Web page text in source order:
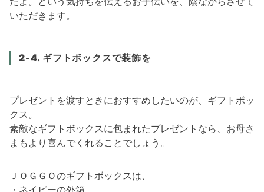
いただきます。
2-4. ギフトボックスで装飾を
プレゼントを渡すときにおすすめしたいのが、ギフトボッ
クス。
素敵なギフトボックスに包まれたプレゼントなら、お母さ
まもより喜んでくれることでしょう。
ＪＯＧＧＯのギフトボックスは、
・ネイビーの外箱